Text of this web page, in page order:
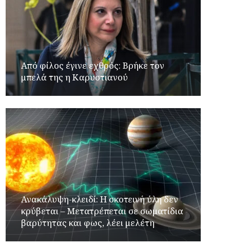
Από φίλος έγινε εχθρός: Βρήκε τον
μπελά της η Καρυστιανού
Ανακάλυψη-κλειδί: Η σκοτεινή ύλη δεν
κρύβεται – Μετατρέπεται σε σωματίδια
βαρύτητας και φως, λέει μελέτη